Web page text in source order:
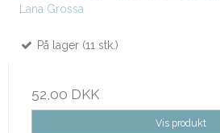
Lana Grossa
På lager (11 stk.)
52,00 DKK
Vis produkt